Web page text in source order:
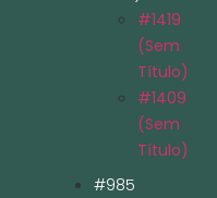
#1419
(sem
Título)
#1409
(sem
Título)
#985